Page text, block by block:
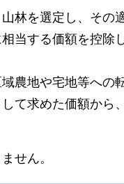
林を選定し、その
当する価額を控除
農地や宅地等への
て求めた価額から
せん。